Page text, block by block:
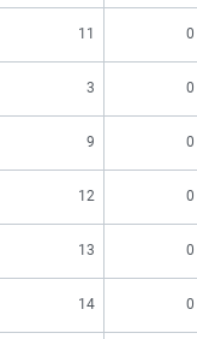
11 0
3 0
9 0
12 0
13 0
14 0